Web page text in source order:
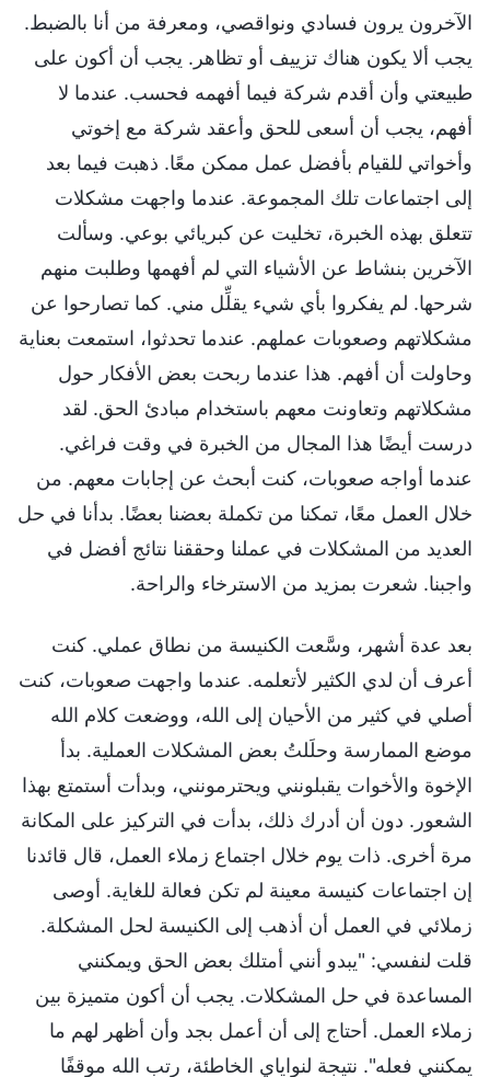
الآخرون يرون فسادي ونواقصي، ومعرفة من أنا بالضبط.
يجب ألا يكون هناك تزييف أو تظاهر. يجب أن أكون على
طبيعتي وأن أقدم شركة فيما أفهمه فحسب. عندما لا
أفهم، يجب أن أسعى للحق وأعقد شركة مع إخوتي
وأخواتي للقيام بأفضل عمل ممكن معًا. ذهبت فيما بعد
إلى اجتماعات تلك المجموعة. عندما واجهت مشكلات
تتعلق بهذه الخبرة، تخليت عن كبريائي بوعي. وسألت
الآخرين بنشاط عن الأشياء التي لم أفهمها وطلبت منهم
شرحها. لم يفكروا بأي شيء يقلِّل مني. كما تصارحوا عن
مشكلاتهم وصعوبات عملهم. عندما تحدثوا، استمعت بعناية
وحاولت أن أفهم. هذا عندما ربحت بعض الأفكار حول
مشكلاتهم وتعاونت معهم باستخدام مبادئ الحق. لقد
درست أيضًا هذا المجال من الخبرة في وقت فراغي.
عندما أواجه صعوبات، كنت أبحث عن إجابات معهم. من
خلال العمل معًا، تمكنا من تكملة بعضنا بعضًا. بدأنا في حل
العديد من المشكلات في عملنا وحققنا نتائج أفضل في
واجبنا. شعرت بمزيد من الاسترخاء والراحة.
بعد عدة أشهر، وسَّعت الكنيسة من نطاق عملي. كنت
أعرف أن لدي الكثير لأتعلمه. عندما واجهت صعوبات، كنت
أصلي في كثير من الأحيان إلى الله، ووضعت كلام الله
موضع الممارسة وحلَلتُ بعض المشكلات العملية. بدأ
الإخوة والأخوات يقبلونني ويحترمونني، وبدأت أستمتع بهذا
الشعور. دون أن أدرك ذلك، بدأت في التركيز على المكانة
مرة أخرى. ذات يوم خلال اجتماع زملاء العمل، قال قائدنا
إن اجتماعات كنيسة معينة لم تكن فعالة للغاية. أوصى
زملائي في العمل أن أذهب إلى الكنيسة لحل المشكلة.
قلت لنفسي: "يبدو أنني أمتلك بعض الحق ويمكنني
المساعدة في حل المشكلات. يجب أن أكون متميزة بين
زملاء العمل. أحتاج إلى أن أعمل بجد وأن أظهر لهم ما
يمكنني فعله". نتيجة لنواياي الخاطئة، رتب الله موقفًا